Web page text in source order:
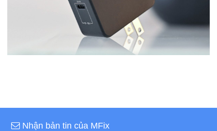
Nhận bản tin của MFix